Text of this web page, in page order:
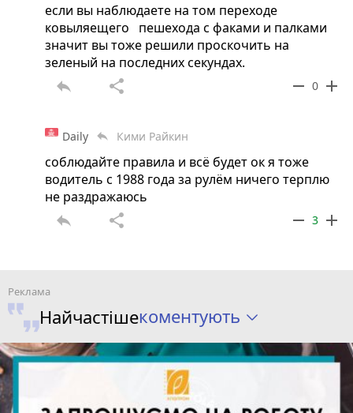
если вы наблюдаете на том переходе
ковыляещего пешехода с факами и палками
значит вы тоже решили проскочить на
зеленый на последних секундах.
reply share remove 0 add
Daily reply Кими Райкин
соблюдайте правила и всё будет ок я тоже
водитель с 1988 года за рулём ничего терплю
не раздражаюсь
reply share remove 3 add
Найчастішекоментують